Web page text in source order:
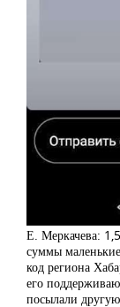
Е. Меркачева:
суммы
код региона
его
посылали